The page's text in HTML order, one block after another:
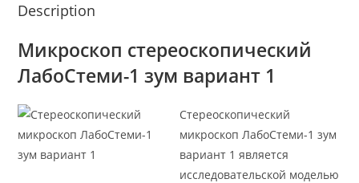
Description
Микроскоп стереоскопический
ЛабоСтеми-1 зум вариант 1
Стереоскопический
микроскоп ЛабоСтеми-1 зум
вариант 1 является
исследовательской моделью